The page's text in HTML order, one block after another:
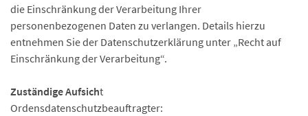
die Einschränkung der Verarbeitung Ihrer
personenbezogenen Daten zu verlangen. Details hierzu
entnehmen Sie der Datenschutzerklärung unter „Recht auf
Einschränkung der Verarbeitung“.
Zuständige Aufsicht
Ordensdatenschutzbeauftragter: